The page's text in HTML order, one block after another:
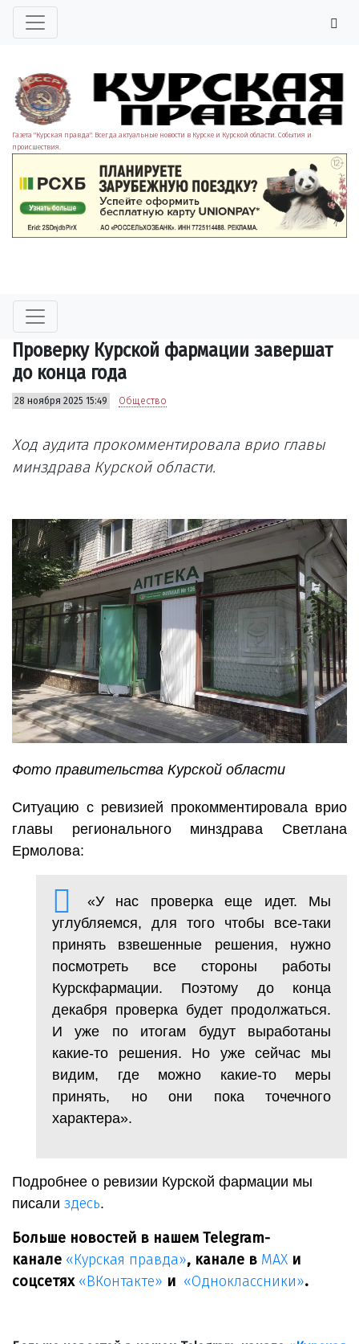
Газета "Курская правда". Всегда актуальные новости в Курске и Курской области. События и
происшествия.
Проверку Курской фармации завершат
до конца года
28 ноября 2025 15:49 Общество
Ход аудита прокомментировала врио главы
минздрава Курской области.
Фото правительства Курской области
Ситуацию с ревизией прокомментировала врио
главы регионального минздрава Светлана
Ермолова:
«У нас проверка еще идет. Мы
углубляемся, для того чтобы все-таки
принять взвешенные решения, нужно
посмотреть все стороны работы
Курскфармации. Поэтому до конца
декабря проверка будет продолжаться.
И уже по итогам будут выработаны
какие-то решения. Но уже сейчас мы
видим, где можно какие-то меры
принять, но они пока точечного
характера».
Подробнее о ревизии Курской фармации мы
писали здесь.
Больше новостей в нашем Telegram-
канале «Курская правда», канале в МАХ и
соцсетях «ВКонтакте» и «Одноклассники».